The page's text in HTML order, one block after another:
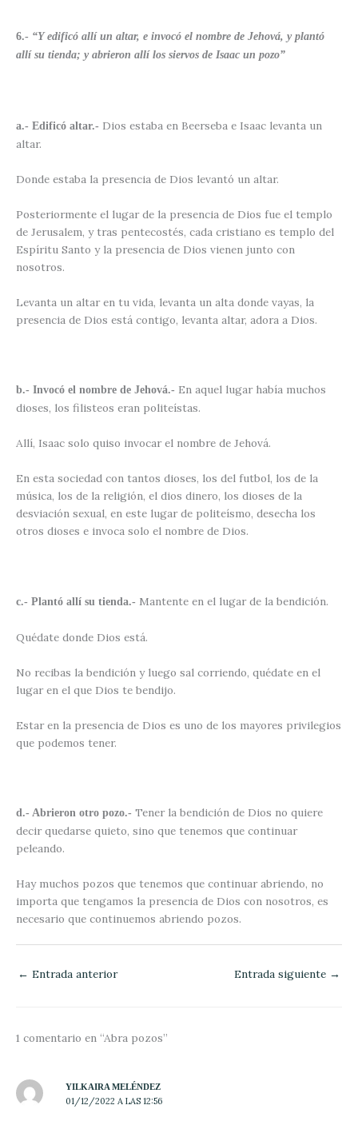
6.- “Y edificó allí un altar, e invocó el nombre de Jehová, y plantó
allí su tienda; y abrieron allí los siervos de Isaac un pozo”
a.- Edificó altar.- Dios estaba en Beerseba e Isaac levanta un
altar.
Donde estaba la presencia de Dios levantó un altar.
Posteriormente el lugar de la presencia de Dios fue el templo
de Jerusalem, y tras pentecostés, cada cristiano es templo del
Espíritu Santo y la presencia de Dios vienen junto con
nosotros.
Levanta un altar en tu vida, levanta un alta donde vayas, la
presencia de Dios está contigo, levanta altar, adora a Dios.
b.- Invocó el nombre de Jehová.- En aquel lugar había muchos
dioses, los filisteos eran politeístas.
Allí, Isaac solo quiso invocar el nombre de Jehová.
En esta sociedad con tantos dioses, los del futbol, los de la
música, los de la religión, el dios dinero, los dioses de la
desviación sexual, en este lugar de politeísmo, desecha los
otros dioses e invoca solo el nombre de Dios.
c.- Plantó allí su tienda.- Mantente en el lugar de la bendición.
Quédate donde Dios está.
No recibas la bendición y luego sal corriendo, quédate en el
lugar en el que Dios te bendijo.
Estar en la presencia de Dios es uno de los mayores privilegios
que podemos tener.
d.- Abrieron otro pozo.- Tener la bendición de Dios no quiere
decir quedarse quieto, sino que tenemos que continuar
peleando.
Hay muchos pozos que tenemos que continuar abriendo, no
importa que tengamos la presencia de Dios con nosotros, es
necesario que continuemos abriendo pozos.
← Entrada anterior Entrada siguiente →
1 comentario en “Abra pozos”
YILKAIRA MELÉNDEZ
01/12/2022 A LAS 12:56